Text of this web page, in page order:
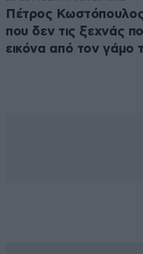
Πέτρος
που δεν τις ξεχνάς
εικόνα από τον γάμο